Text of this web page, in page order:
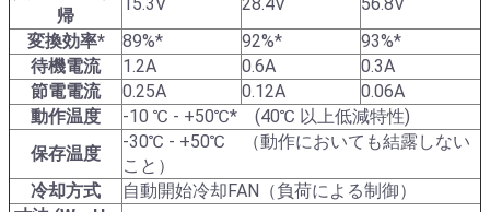
帰
変換効率*
89%* 92%*
93%*
待機電流
1.2A 0.6A
0.3A
節電電流
0.25A 0.12A
0.06A
動作温度
-10 ℃ - +50℃* (40℃ 以上低減特性)
保存温度
-30℃ - +50℃ （動作においても結露しない
こと）
冷却方式
自動開始冷却FAN（負荷による制御）